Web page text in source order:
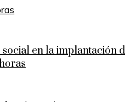
en la implantación